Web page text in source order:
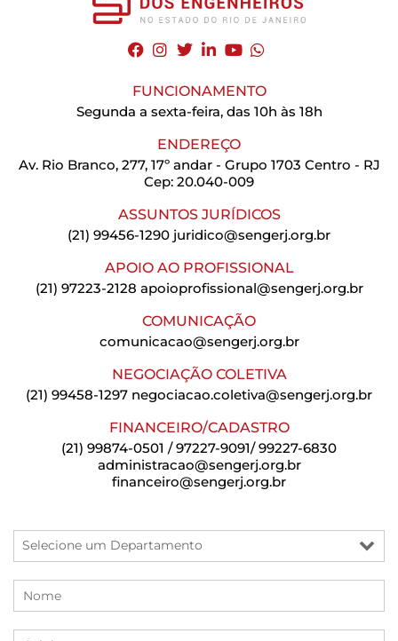
FUNCIONAMENTO
Segunda a sexta-feira, das 10h às 18h
ENDEREÇO
Av. Rio Branco, 277, 17º andar - Grupo 1703 Centro - RJ
Cep: 20.040-009
ASSUNTOS JURÍDICOS
(21) 99456-1290 juridico@sengerj.org.br
APOIO AO PROFISSIONAL
(21) 97223-2128 apoioprofissional@sengerj.org.br
COMUNICAÇÃO
comunicacao@sengerj.org.br
NEGOCIAÇÃO COLETIVA
(21) 99458-1297 negociacao.coletiva@sengerj.org.br
FINANCEIRO/CADASTRO
(21) 99874-0501 / 97227-9091/ 99227-6830
administracao@sengerj.org.br
financeiro@sengerj.org.br